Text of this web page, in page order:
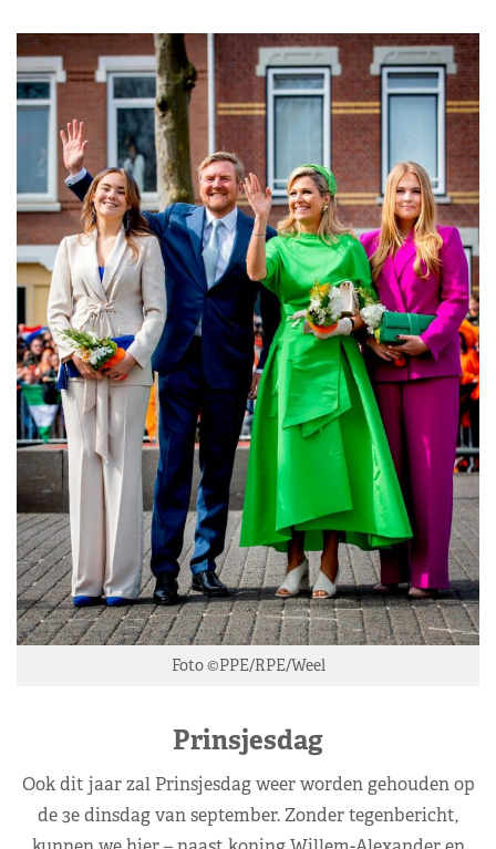
Foto ©PPE/RPE/Weel
Prinsjesdag
Ook dit jaar zal Prinsjesdag weer worden gehouden op
de 3e dinsdag van september. Zonder tegenbericht,